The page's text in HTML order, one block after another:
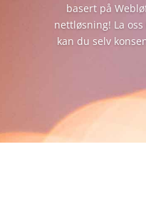
basert på
nettløsning! La
kan du selv